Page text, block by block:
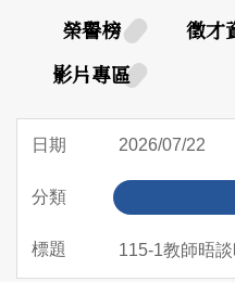
榮譽榜
徵才
影片專區
2026/07/22
115-1教師晤談